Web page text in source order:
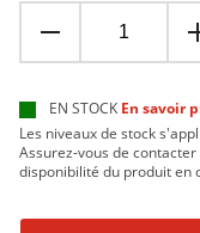
EN STOCK En savoir
Les niveaux de stock
Assurez-vous de
disponibilité du produit en